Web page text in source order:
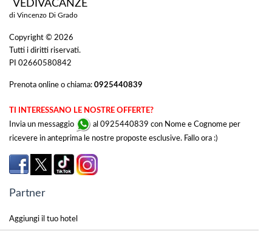
VEDIVACANZE
di Vincenzo Di Grado
Copyright © 2026
Tutti i diritti riservati.
PI 02660580842
Prenota online o chiama: 0925440839
TI INTERESSANO LE NOSTRE OFFERTE?
Invia un messaggio
al 0925440839 con Nome e Cognome per
ricevere in anteprima le nostre proposte esclusive. Fallo ora :)
Partner
Aggiungi il tuo hotel